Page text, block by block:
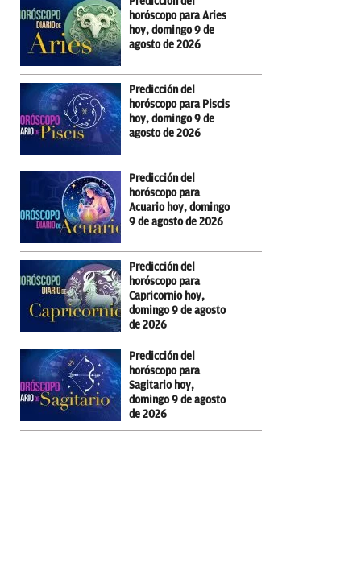
horóscopo para Aries
hoy, domingo 9 de
agosto de 2026
Predicción del
horóscopo para Piscis
hoy, domingo 9 de
agosto de 2026
Predicción del
horóscopo para
Acuario hoy, domingo
9 de agosto de 2026
Predicción del
horóscopo para
Capricornio hoy,
domingo 9 de agosto
de 2026
Predicción del
horóscopo para
Sagitario hoy,
domingo 9 de agosto
de 2026